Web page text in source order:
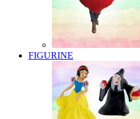
FIGURINE